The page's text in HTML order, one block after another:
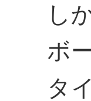
し
ボ
タ